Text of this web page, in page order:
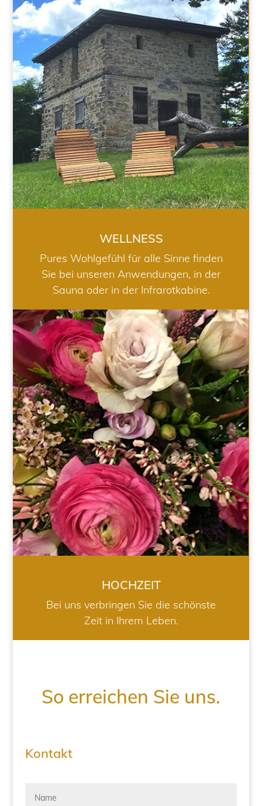
WELLNESS
WELLNESS
Pures Wohlgefühl für alle Sinne finden
Sie bei unseren Anwendungen, in der
Sauna oder in der Infrarotkabine.
HOCHZEIT
HOCHZEIT
Bei uns verbringen Sie die schönste
Zeit in Ihrem Leben.
So erreichen Sie uns.
Kontakt